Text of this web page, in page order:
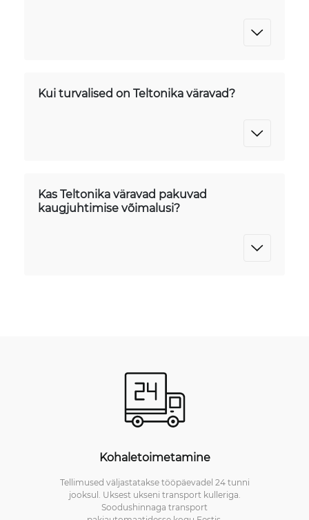
Kui turvalised on Teltonika väravad?
Kas Teltonika väravad pakuvad
kaugjuhtimise võimalusi?
Kohaletoimetamine
Tellimused väljastatakse tööpäevadel 24 tunni
jooksul. Uksest ukseni transport kulleriga.
Soodushinnaga transport